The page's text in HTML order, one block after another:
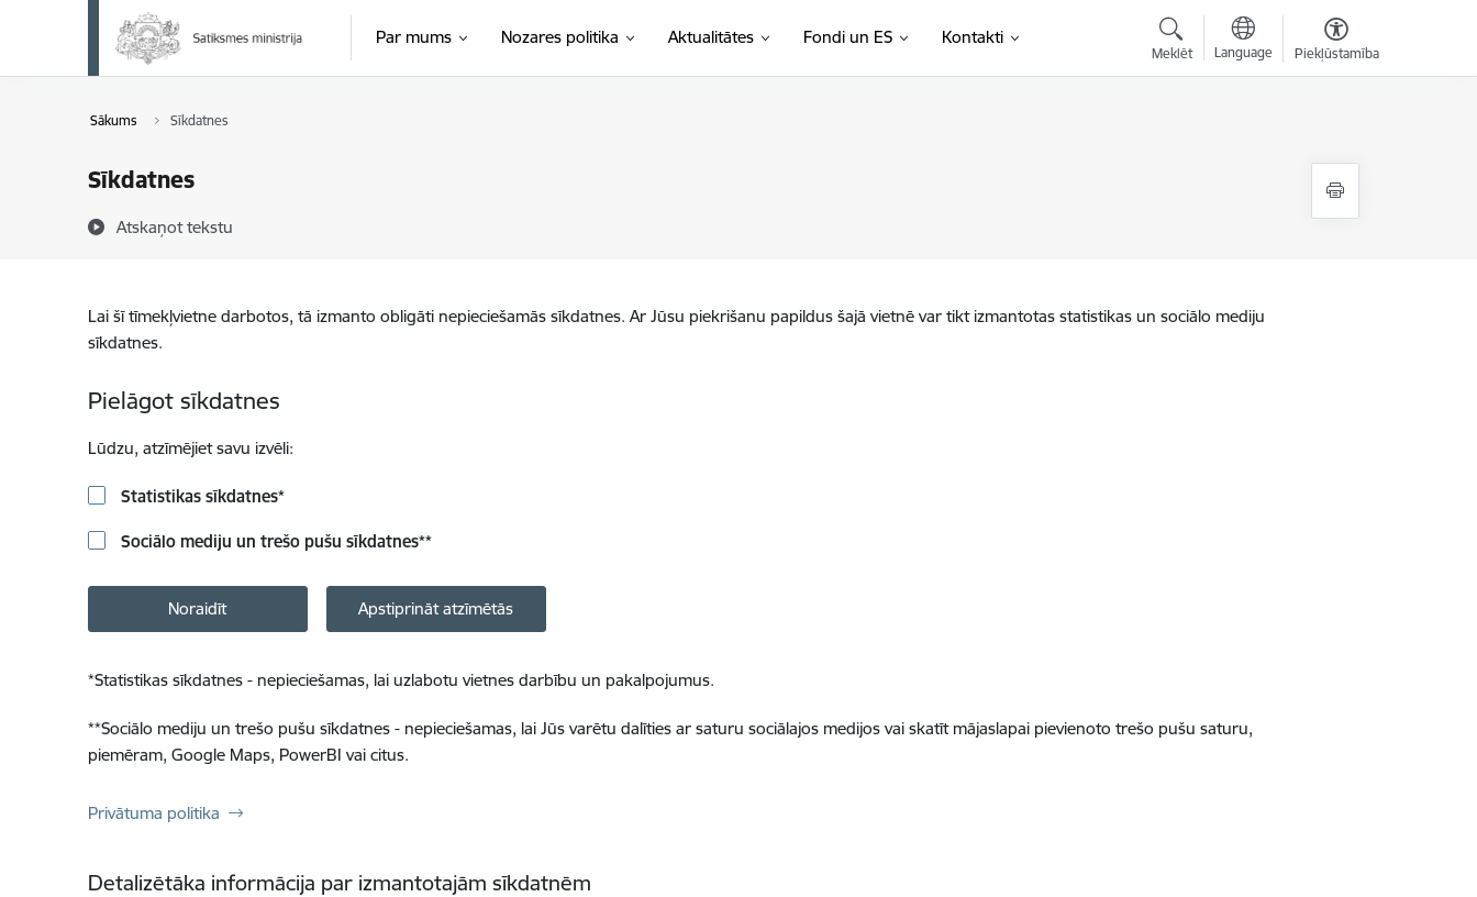
Pāriet uz lapas saturu
Par mums Nozares politika Aktualitātes Fondi un ES Kontakti
Meklēt Language Piekļūstamība
Sākums Sīkdatnes
Sīkdatnes
Atskaņot tekstu
Lai šī tīmekļvietne darbotos, tā izmanto obligāti nepieciešamās sīkdatnes. Ar Jūsu piekrišanu papildus šajā vietnē var tikt izmantotas statistikas un sociālo mediju
sīkdatnes.
Pielāgot sīkdatnes
Lūdzu, atzīmējiet savu izvēli:
Statistikas sīkdatnes*
Sociālo mediju un trešo pušu sīkdatnes**
Noraidīt Apstiprināt atzīmētās
*Statistikas sīkdatnes - nepieciešamas, lai uzlabotu vietnes darbību un pakalpojumus.
**Sociālo mediju un trešo pušu sīkdatnes - nepieciešamas, lai Jūs varētu dalīties ar saturu sociālajos medijos vai skatīt mājaslapai pievienoto trešo pušu saturu,
piemēram, Google Maps, PowerBI vai citus.
Privātuma politika
Detalizētāka informācija par izmantotajām sīkdatnēm